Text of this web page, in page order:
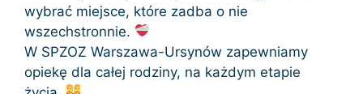
wybrać miejsce, które zadba o nie
wszechstronnie.
W SPZOZ Warszawa-Ursynów zapewniamy
opiekę dla całej rodziny, na każdym etapie